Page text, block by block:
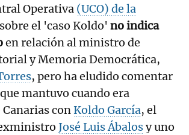
Operativa (UCO) de la
sobre el 'caso Koldo' no indica
en relación al ministro de
y Memoria Democrática,
, pero ha eludido comentar
mantuvo cuando era
conKoldo García, el
José Luis Ábalosy uno